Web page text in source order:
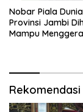
Nobar Piala
Provinsi Jambi
Mampu